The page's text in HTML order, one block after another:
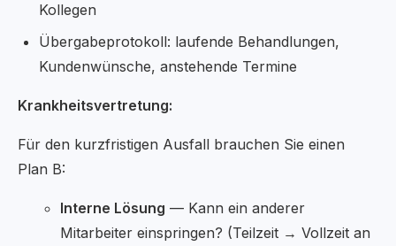
Kollegen
Übergabeprotokoll: laufende Behandlungen,
Kundenwünsche, anstehende Termine
Krankheitsvertretung:
Für den kurzfristigen Ausfall brauchen Sie einen
Plan B:
Interne Lösung — Kann ein anderer
Mitarbeiter einspringen? (Teilzeit → Vollzeit an